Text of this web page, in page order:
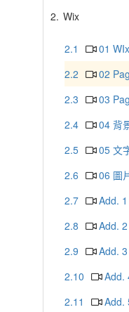
2. Wix
2.1
01
2.2
02
2.3
03
2.4
04 背
2.5
05 文
2.6
06 圖
2.7
Add.
2.8
Add.
2.9
Add.
2.10
Add.
2.11
Add.